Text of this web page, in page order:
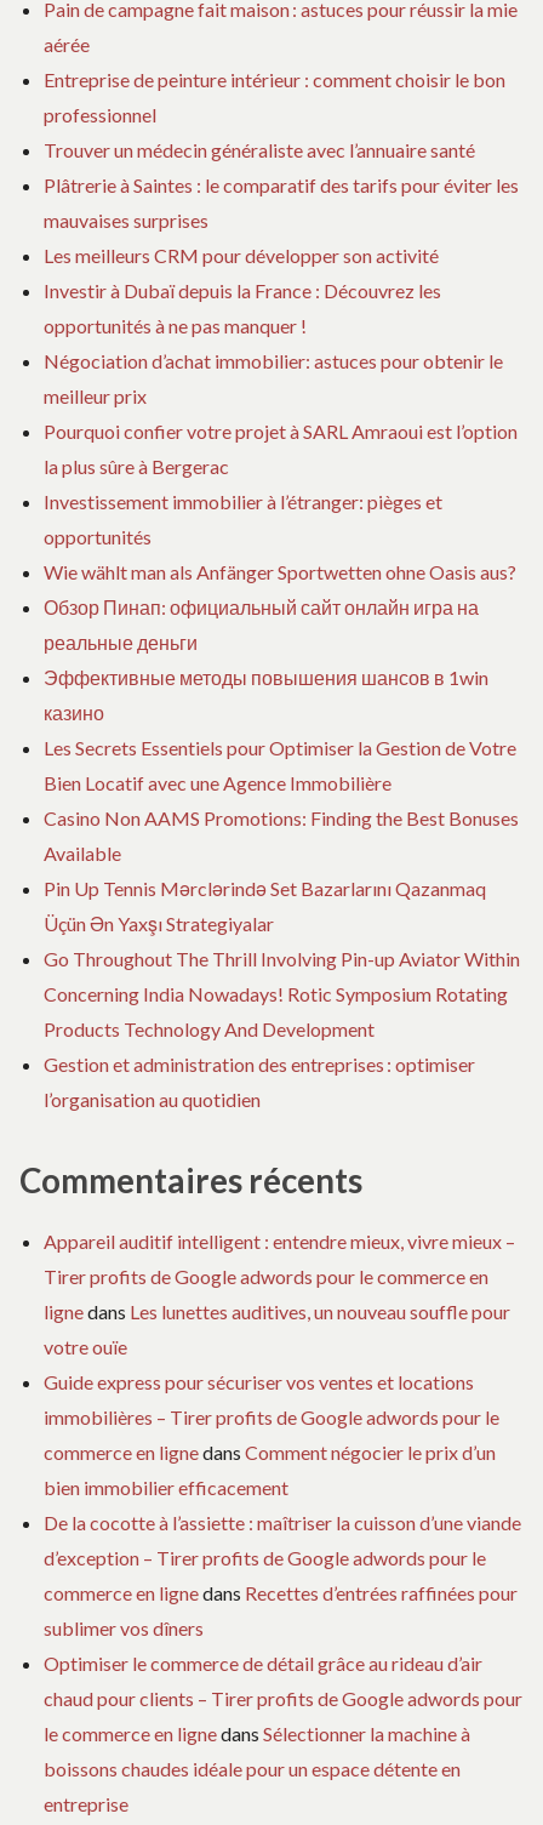
d
e
l
’
a
i
c
l
Pain de campagne fait maison : astuces pour réussir la mie
aérée
Entreprise de peinture intérieur : comment choisir le bon
professionnel
Trouver un médecin généraliste avec l’annuaire santé
Plâtrerie à Saintes : le comparatif des tarifs pour éviter les
mauvaises surprises
Les meilleurs CRM pour développer son activité
Investir à Dubaï depuis la France : Découvrez les
opportunités à ne pas manquer !
Négociation d’achat immobilier: astuces pour obtenir le
meilleur prix
Pourquoi confier votre projet à SARL Amraoui est l’option
la plus sûre à Bergerac
Investissement immobilier à l’étranger: pièges et
opportunités
Wie wählt man als Anfänger Sportwetten ohne Oasis aus?
Обзор Пинап: официальный сайт онлайн игра на
реальные деньги
Эффективные методы повышения шансов в 1win
казино
Les Secrets Essentiels pour Optimiser la Gestion de Votre
Bien Locatif avec une Agence Immobilière
Casino Non AAMS Promotions: Finding the Best Bonuses
Available
Pin Up Tennis Mərclərində Set Bazarlarını Qazanmaq
Üçün Ən Yaxşı Strategiyalar
Go Throughout The Thrill Involving Pin-up Aviator Within
Concerning India Nowadays! Rotic Symposium Rotating
Products Technology And Development
Gestion et administration des entreprises : optimiser
l’organisation au quotidien
Commentaires récents
Appareil auditif intelligent : entendre mieux, vivre mieux –
Tirer profits de Google adwords pour le commerce en
lignedans Les lunettes auditives, un nouveau souffle pour
votre ouïe
Guide express pour sécuriser vos ventes et locations
immobilières – Tirer profits de Google adwords pour le
commerce en lignedans Comment négocier le prix d’un
bien immobilier efficacement
De la cocotte à l’assiette : maîtriser la cuisson d’une viande
d’exception – Tirer profits de Google adwords pour le
commerce en lignedans Recettes d’entrées raffinées pour
sublimer vos dîners
Optimiser le commerce de détail grâce au rideau d’air
chaud pour clients – Tirer profits de Google adwords pour
le commerce en lignedans Sélectionner la machine à
boissons chaudes idéale pour un espace détente en
entreprise